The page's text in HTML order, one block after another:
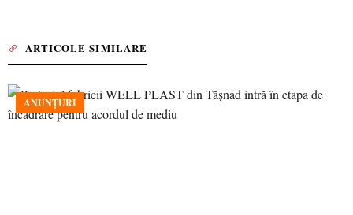
ARTICOLE SIMILARE
ANUNȚURI